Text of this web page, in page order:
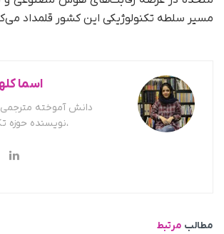
مسیر سلطه تکنولوژیکی این کشور قلمداد
اسما
دانش آموخته مترجمی
،نویسنده حوزه
مطالب مرتبط